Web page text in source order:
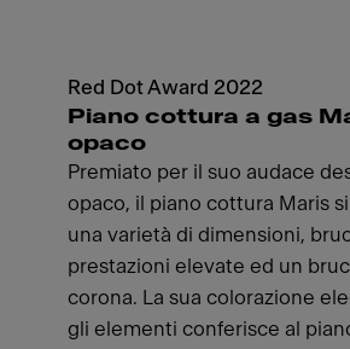
Red Dot Award 2022
Piano cottura a gas
opaco
Premiato per il suo audace
opaco, il piano cottura Maris
una varietà di dimensioni,
prestazioni elevate ed un
corona. La sua colorazione
gli elementi conferisce al